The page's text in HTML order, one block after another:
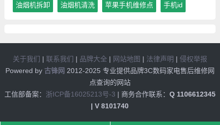
油烟机拆卸 油烟机清洗 苹果手机维修点 手机id
关于我们 | 联系我们 | 品牌大全| 网站地图 | 法律声明 | 侵权举报
Powered by 古锋网 2012-2025 专业提供品牌3C数码家电售后维修网
点查询的网站
工信部备案： 浙ICP备16025213号-3 | 商务合作联系： Q 1106612345
| V 8101740